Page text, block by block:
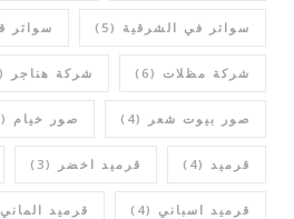
سواتر في الشرقية (5) سواتر
شركة مظلات (6) شركة هناجر (5)
صور بيوت شعر (4) صور خيام (4)
قرميد (4) قرميد اخضر (3)
قرميد اسباني (4) قرميد الماني